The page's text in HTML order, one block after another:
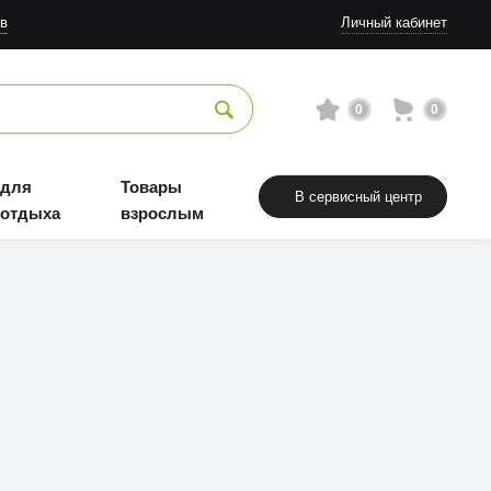
Личный кабинет
0 0
Товары
взрослым
В сервисный центр